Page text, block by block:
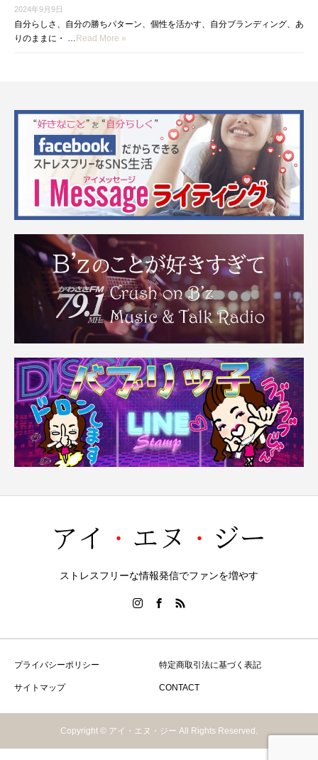
2024年9月9日
自分らしさ、自分の勝ちパターン、個性を活かす、自分ブランディング、あ
りのままに・ … Read More »
ストレスフリーな情報発信でファンを増やす
プライバシーポリシー 特定商取引法に基づく表記
サイトマップ CONTACT
Copyright © アイ・エヌ・ジー All Rights Reserved.